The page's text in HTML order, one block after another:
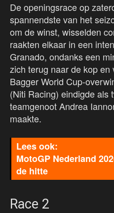
De openingsrace op
spannendste van het
om de winst, wisselden
raakten elkaar in een
Granado, ondanks een
zich terug naar de kop
Bagger World Cup-
(Niti Racing) eindigde als
teamgenoot Andrea
maakte.
MotoGP Nederland
de hitte
Race 2